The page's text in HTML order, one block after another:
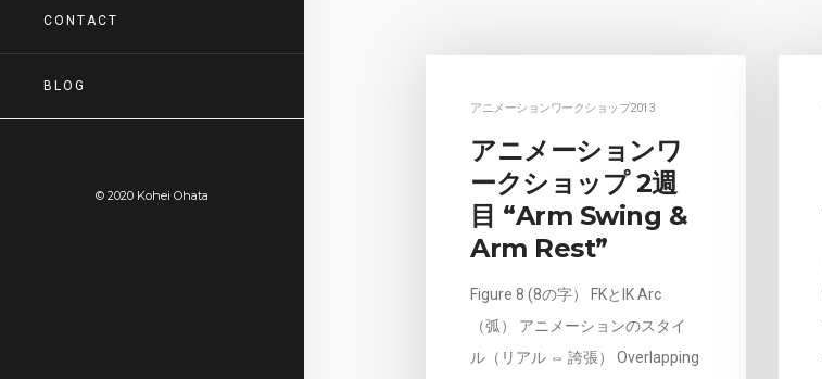
CONTACT
BLOG
© 2020 Kohei Ohata
アニメーションワークショップ2013
アニメーションワ
ークショップ 2週
目 “Arm Swing &
Arm Rest”
Figure 8 (8の字） FKとIK Arc
（弧） アニメーションのスタイ
ル（リアル ⇔ 誇張） Overlapping